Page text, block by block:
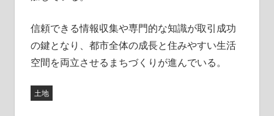
信頼できる情報収集や専門的な知識が取引成功
の鍵となり、都市全体の成長と住みやすい生活
空間を両立させるまちづくりが進んでいる。
土地